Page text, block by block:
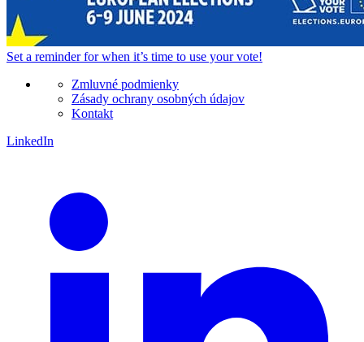
Set a reminderfor when it’s time to use your vote!
Zmluvné podmienky
Zásady ochrany osobných údajov
Kontakt
LinkedIn